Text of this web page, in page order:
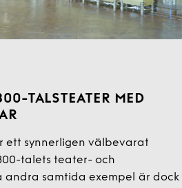
TALSTEATER MED
ett synnerligen välbevarat
talets teater- och
andra samtida exempel är dock